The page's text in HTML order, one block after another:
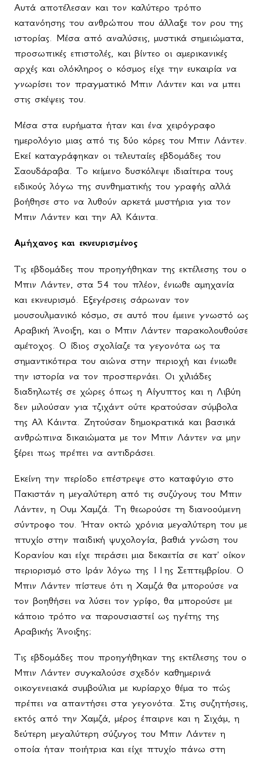
Αυτά αποτέλεσαν και τον καλύτερο τρόπο
κατανόησης του ανθρώπου που άλλαξε τον ρου της
ιστορίας. Μέσα από αναλύσεις, μυστικά σημειώματα,
προσωπικές επιστολές, και βίντεο οι αμερικανικές
αρχές και ολόκληρος ο κόσμος είχε την ευκαιρία να
γνωρίσει τον πραγματικό Μπιν Λάντεν και να μπει
στις σκέψεις του.
Μέσα στα ευρήματα ήταν και ένα χειρόγραφο
ημερολόγιο μιας από τις δύο κόρες του Μπιν Λάντεν.
Εκεί καταγράφηκαν οι τελευταίες εβδομάδες του
Σαουδάραβα. Το κείμενο δυσκόλεψε ιδιαίτερα τους
ειδικούς λόγω της συνθηματικής του γραφής αλλά
βοήθησε στο να λυθούν αρκετά μυστήρια για τον
Μπιν Λάντεν και την Αλ Κάιντα.
Αμήχανος και εκνευρισμένος
Τις εβδομάδες που προηγήθηκαν της εκτέλεσης του ο
Μπιν Λάντεν, στα 54 του πλέον, ένιωθε αμηχανία
και εκνευρισμό. Εξεγέρσεις σάρωναν τον
μουσουλμανικό κόσμο, σε αυτό που έμεινε γνωστό ως
Αραβική Άνοιξη, και ο Μπιν Λάντεν παρακολουθούσε
αμέτοχος. Ο ίδιος σχολίαζε τα γεγονότα ως τα
σημαντικότερα του αιώνα στην περιοχή και ένιωθε
την ιστορία να τον προσπερνάει. Οι χιλιάδες
διαδηλωτές σε χώρες όπως η Αίγυπτος και η Λιβύη
δεν μιλούσαν για τζιχάντ ούτε κρατούσαν σύμβολα
της Αλ Κάιντα. Ζητούσαν δημοκρατικά και βασικά
ανθρώπινα δικαιώματα με τον Μπιν Λάντεν να μην
ξέρει πως πρέπει να αντιδράσει.
Εκείνη την περίοδο επέστρεψε στο καταφύγιο στο
Πακιστάν η μεγαλύτερη από τις συζύγους του Μπιν
Λάντεν, η Ουμ Χαμζά. Τη θεωρούσε τη διανοούμενη
σύντροφο του. Ήταν οκτώ χρόνια μεγαλύτερη του με
πτυχίο στην παιδική ψυχολογία, βαθιά γνώση του
Κορανίου και είχε περάσει μια δεκαετία σε κατ' οίκον
περιορισμό στο Ιράν λόγω της 11ης Σεπτεμβρίου. Ο
Μπιν Λάντεν πίστευε ότι η Χαμζά θα μπορούσε να
τον βοηθήσει να λύσει τον γρίφο, θα μπορούσε με
κάποιο τρόπο να παρουσιαστεί ως ηγέτης της
Αραβικής Άνοιξης;
Τις εβδομάδες που προηγήθηκαν της εκτέλεσης του ο
Μπιν Λάντεν συγκαλούσε σχεδόν καθημερινά
οικογενειακά συμβούλια με κυρίαρχο θέμα το πώς
πρέπει να απαντήσει στα γεγονότα. Στις συζητήσεις,
εκτός από την Χαμζά, μέρος έπαιρνε και η Σιχάμ, η
δεύτερη μεγαλύτερη σύζυγος του Μπιν Λάντεν η
οποία ήταν ποιήτρια και είχε πτυχίο πάνω στη